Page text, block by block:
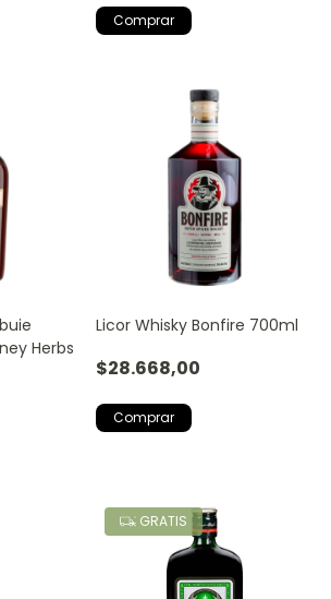
Herbs
Licor Whisky Bonfire 700ml
$28.668,00
GRATIS